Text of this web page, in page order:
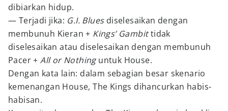
dibiarkan hidup.
— Terjadi jika: G.I. Bluesdiselesaikan dengan
membunuh Kieran + Kings’ Gambittidak
diselesaikan atau diselesaikan dengan membunuh
Pacer +All or Nothinguntuk House.
Dengan kata lain: dalam sebagian besar skenario
kemenangan House, The Kings dihancurkan habis-
habisan.